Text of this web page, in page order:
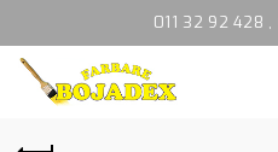
011 32 92 428 ,